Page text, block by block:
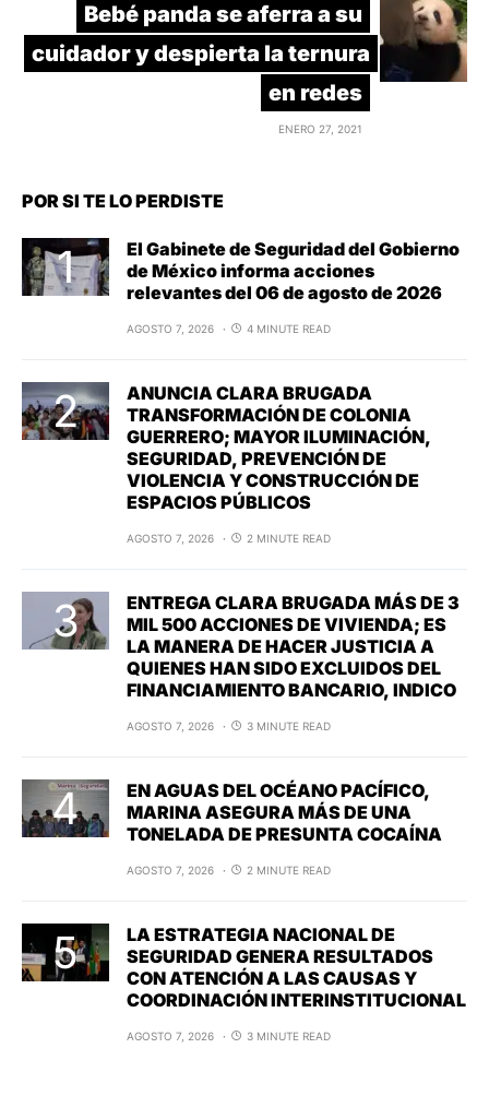
Bebé panda se aferra a su
cuidador y despierta la ternura
en redes
ENERO 27, 2021
POR SI TE LO PERDISTE
El Gabinete de Seguridad del Gobierno
de México informa acciones
relevantes del 06 de agosto de 2026
AGOSTO 7, 2026 4 MINUTE READ
ANUNCIA CLARA BRUGADA
TRANSFORMACIÓN DE COLONIA
GUERRERO; MAYOR ILUMINACIÓN,
SEGURIDAD, PREVENCIÓN DE
VIOLENCIA Y CONSTRUCCIÓN DE
ESPACIOS PÚBLICOS
AGOSTO 7, 2026 2 MINUTE READ
ENTREGA CLARA BRUGADA MÁS DE 3
MIL 500 ACCIONES DE VIVIENDA; ES
LA MANERA DE HACER JUSTICIA A
QUIENES HAN SIDO EXCLUIDOS DEL
FINANCIAMIENTO BANCARIO, INDICO
AGOSTO 7, 2026 3 MINUTE READ
EN AGUAS DEL OCÉANO PACÍFICO,
MARINA ASEGURA MÁS DE UNA
TONELADA DE PRESUNTA COCAÍNA
AGOSTO 7, 2026 2 MINUTE READ
LA ESTRATEGIA NACIONAL DE
SEGURIDAD GENERA RESULTADOS
CON ATENCIÓN A LAS CAUSAS Y
COORDINACIÓN INTERINSTITUCIONAL
AGOSTO 7, 2026 3 MINUTE READ